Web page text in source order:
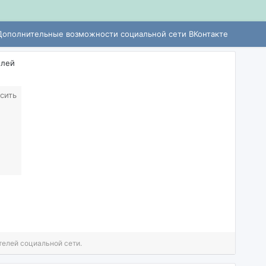
возможности социальной сети ВКонтакте
социальной сети.